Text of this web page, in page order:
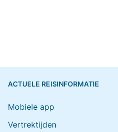
ACTUELE REISINFORMATIE
Mobiele app
Vertrektijden